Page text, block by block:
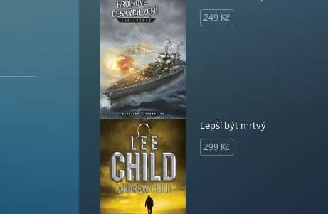
249 Kč
Lepší být mrtvý
299 Kč